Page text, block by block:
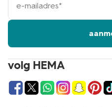
volg HEMA
mailadres